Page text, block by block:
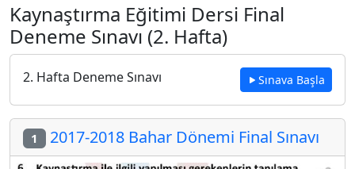
Kaynaştırma Eğitimi Dersi Final
Deneme Sınavı (2. Hafta)
2. Hafta Deneme Sınavı Sınava Başla
1 2017-2018 Bahar Dönemi Final Sınavı